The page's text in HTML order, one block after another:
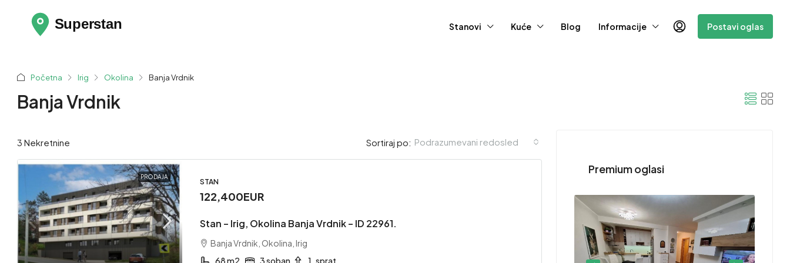
Stanovi Kuće Blog Informacije Postavi oglas
Početna Irig Okolina Banja Vrdnik
Banja Vrdnik
3 Nekretnine Sortiraj po: Podrazumevani redosled
PRODAJA
STAN
122,400EUR
Stan – Irig, Okolina Banja Vrdnik – ID 22961.
Banja Vrdnik, Okolina, Irig
68 m2
3 soban 1. sprat
Premium oglasi